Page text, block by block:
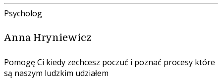
Psycholog
Anna Hryniewicz
Pomogę Ci kiedy zechcesz poczuć i poznać procesy które
są naszym ludzkim udziałem